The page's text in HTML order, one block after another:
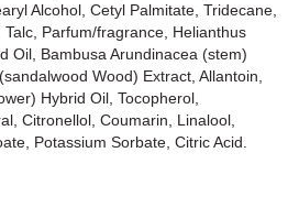
Alcohol, Cetyl Palmitate, Tridecane,
Parfum/fragrance, Helianthus
Oil, Bambusa Arundinacea (stem)
Wood) Extract, Allantoin,
Hybrid Oil, Tocopherol,
Citronellol, Coumarin, Linalool,
Potassium Sorbate, Citric Acid.